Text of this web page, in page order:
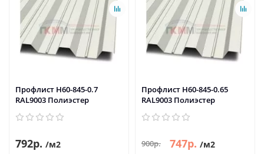
Профлист Н60-845-0.7
RAL9003 Полиэстер
792р. /м2
Профлист Н60-845-0.65
RAL9003 Полиэстер
900р. 747р. /м2